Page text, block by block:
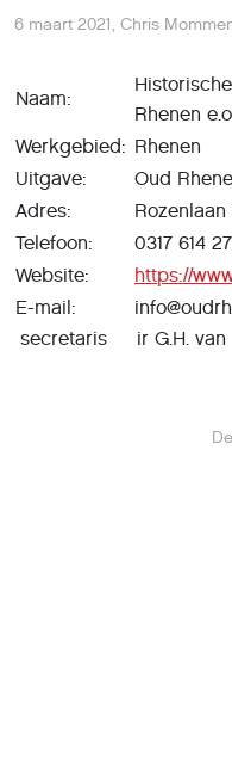
6 maart 2021, Chris
Naam:
Rhenen
Werkgebied: Rhenen
Uitgave:
Oud
Adres:
Rozenlaan
Telefoon:
0317 614
Website:
https://
E-mail:
secretaris ir G.H. van